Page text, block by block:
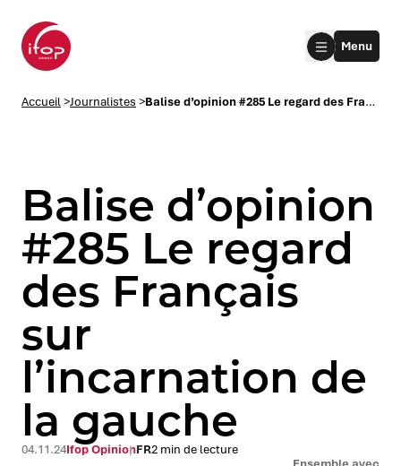
submenu
submenu
Menu
Accueil>Journalistes > Balise d’opinion #285 Le regard des Français sur l’incarnation de la gauche
Balise d’opinion
#285 Le regard
des Français
sur
l’incarnation de
la gauche
04.11.24Ifop OpinionFR2 min de lecture